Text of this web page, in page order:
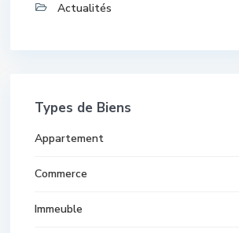
Actualités
Types de Biens
Appartement
Commerce
Immeuble